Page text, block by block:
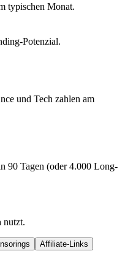
typischen Monat.
Potenzial.
und Tech zahlen am
90 Tagen (oder 4.000 Long-
nutzt.
Affiliate-Links